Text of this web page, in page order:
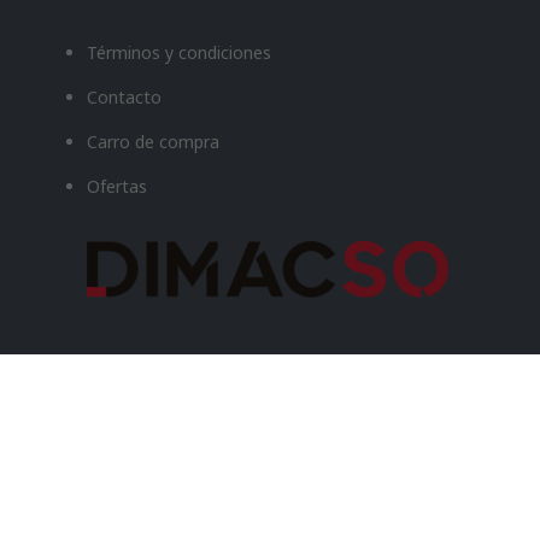
Términos y condiciones
Contacto
Carro de compra
Ofertas